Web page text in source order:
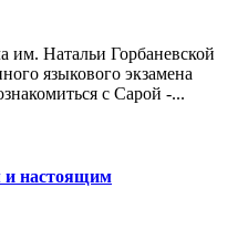
им. Натальи Горбаневской
языкового экзамена
с Сарой -...
настоящим